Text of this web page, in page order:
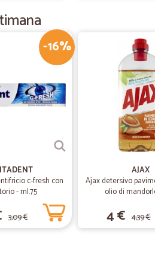
e spedizione impeccabile
Mauro C.
la crostata troppo dura
la crostata troppo dura, 2 fichi d'india e 2
-16%
c-fresh con
- ml.75
3,09 €
AJAX
Ajax detersivo
olio di
4 € 4,39 €